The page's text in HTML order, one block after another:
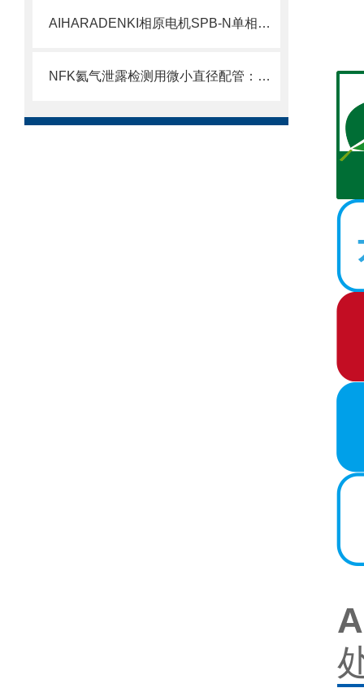
AIHARADENKI相原电机SPB-N单相双体积变压器SPB-50N
NFK氦气泄露检测用微小直径配管：精密真空系统的神经末梢